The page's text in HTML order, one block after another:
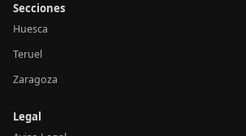
Secciones
Huesca
Teruel
Zaragoza
Legal